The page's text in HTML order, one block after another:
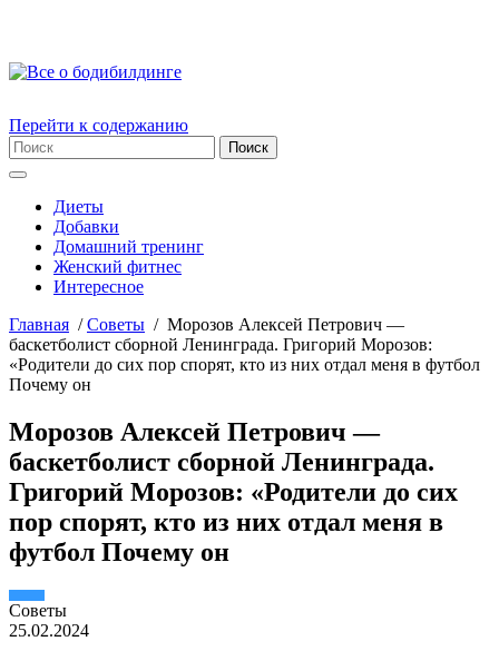
Перейти к содержанию
Диеты
Добавки
Домашний тренинг
Женский фитнес
Интересное
Главная /Советы / Морозов Алексей Петрович —
баскетболист сборной Ленинграда. Григорий Морозов:
«Родители до сих пор спорят, кто из них отдал меня в футбол
Почему он
Морозов Алексей Петрович —
баскетболист сборной Ленинграда.
Григорий Морозов: «Родители до сих
пор спорят, кто из них отдал меня в
футбол Почему он
Советы
25.02.2024